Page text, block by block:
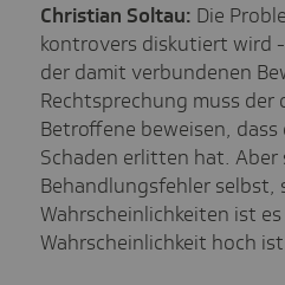
Christian Soltau: Die
kontrovers diskutiert wird
der damit verbundenen
Rechtsprechung muss
Betroffene beweisen,
Schaden erlitten hat. Aber
Behandlungsfehler selbst,
Wahrscheinlichkeiten ist
Wahrscheinlichkeit hoch